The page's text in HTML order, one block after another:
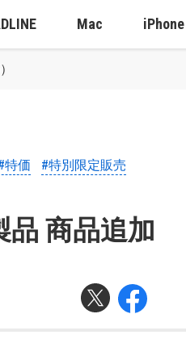
Mac iPhone
特価 #特別限定販売
品 商品追加